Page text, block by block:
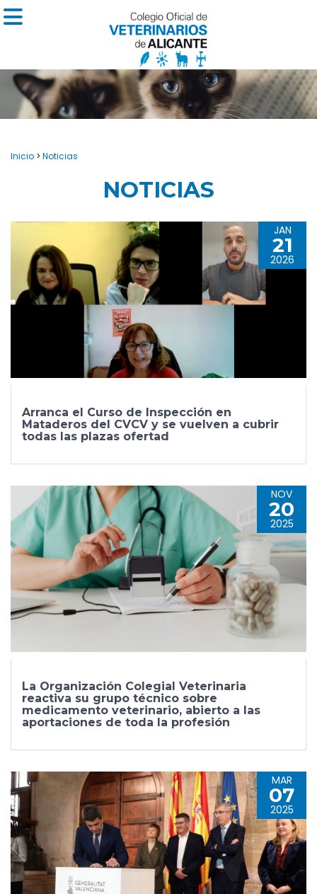
Inicio > Noticias
NOTICIAS
JAN
21
2026
Arranca el Curso de Inspección en
Mataderos del CVCV y se vuelven a cubrir
todas las plazas ofertad
NOV
20
2025
La Organización Colegial Veterinaria
reactiva su grupo técnico sobre
medicamento veterinario, abierto a las
aportaciones de toda la profesión
MAR
07
2025